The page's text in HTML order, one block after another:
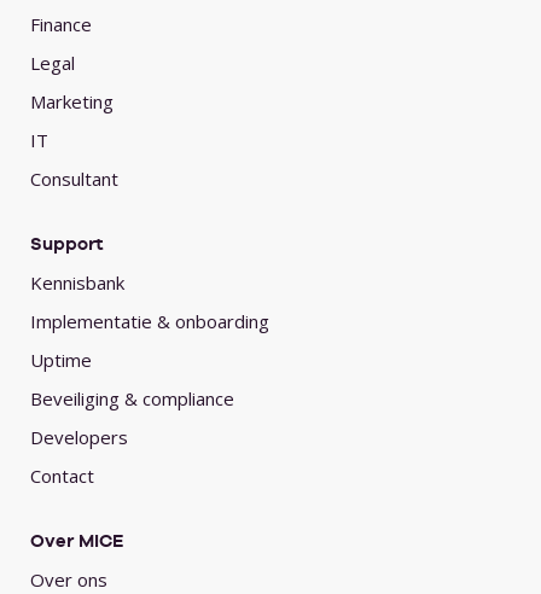
Finance
Legal
Marketing
IT
Consultant
Support
Kennisbank
Implementatie & onboarding
Uptime
Beveiliging & compliance
Developers
Contact
Over MICE
Over ons